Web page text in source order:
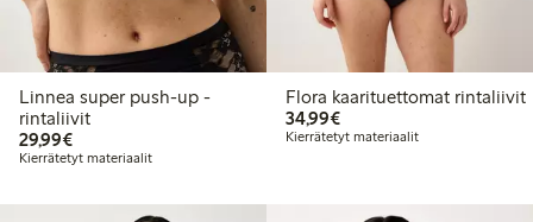
Linnea super push-up -
rintaliivit
29,99€29,99 €
Kierrätetyt materiaalit
Flora kaarituettomat rintaliivit
34,99€34,99 €
Kierrätetyt materiaalit